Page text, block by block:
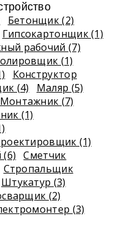
Бетонщик (2)
Гипсокартонщик (1)
рабочий (7)
(1)
Конструктор
(4)
Маляр (5)
Монтажник (7)
(1)
(1)
(6)
Сметчик
Стропальщик
Штукатур (3)
(2)
(3)